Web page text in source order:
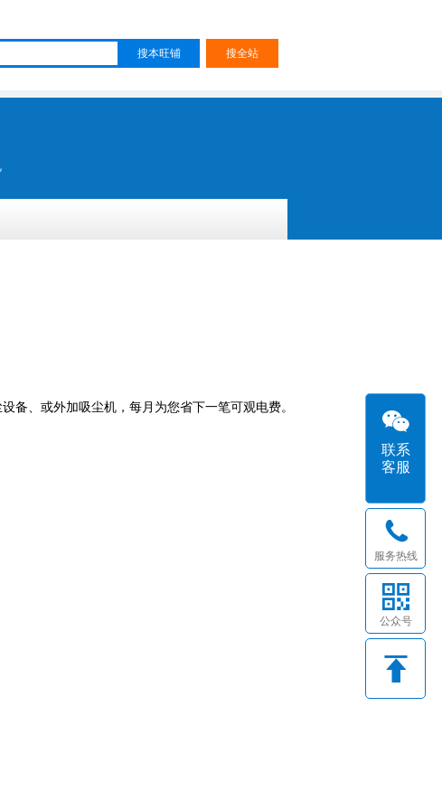
备、或外加吸尘机，每月为您省下一笔可观电费。
联系
客服
服务热线
公众号